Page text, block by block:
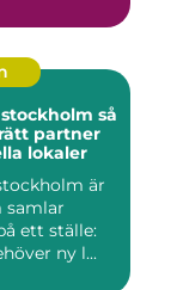
så
partner
lokaler
är
samlar
ett ställe:
ny l...